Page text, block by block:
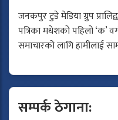
जनकपुर टुडे मेडिया ग्रुप
पत्रिका मधेशको पहिलो ‘क’
समाचारको लागि हामीलाई
सम्पर्क ठेगाना: